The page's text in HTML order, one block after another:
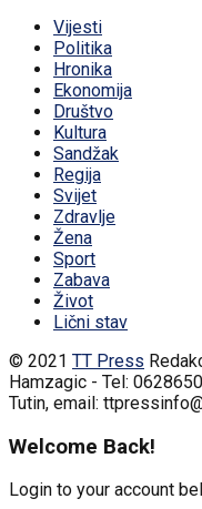
Vijesti
Politika
Hronika
Ekonomija
Društvo
Kultura
Sandžak
Regija
Svijet
Zdravlje
Žena
Sport
Zabava
Život
Lični stav
© 2021 TT Press
Hamzagic - Tel:
Tutin, email:
Welcome Back!
Login to your account